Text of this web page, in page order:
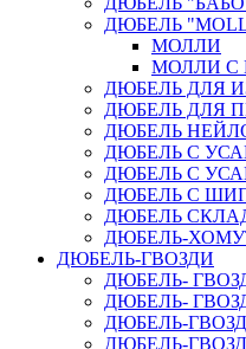
ДЮБЕЛЬ
МОЛЛИ
МОЛЛИ
ДЮБЕЛЬ ДЛЯ
ДЮБЕЛЬ ДЛЯ
ДЮБЕЛЬ
ДЮБЕЛЬ С
ДЮБЕЛЬ С
ДЮБЕЛЬ С
ДЮБЕЛЬ
ДЮБЕЛЬ-
ДЮБЕЛЬ-ГВОЗДИ
ДЮБЕЛЬ-
ДЮБЕЛЬ-
ДЮБЕЛЬ-
ДЮБЕЛЬ-